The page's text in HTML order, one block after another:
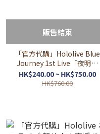
販售結束
「官方代購」Hololive Blue
Journey 1st Live「夜明け
のうた」
HK$240.00 ~ HK$750.00
HK$760.00